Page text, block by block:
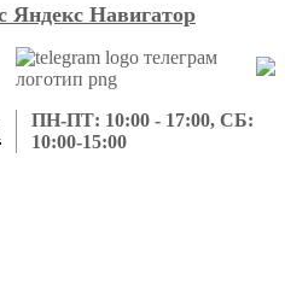
Яндекс Навигатор
ПН-ПТ: 10:00 - 17:00, СБ:
10:00-15:00